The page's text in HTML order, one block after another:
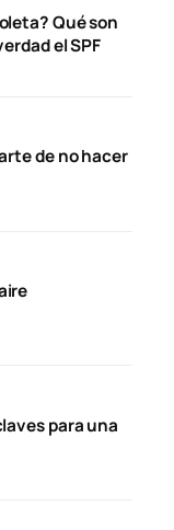
Qué son
el SPF
de no hacer
para una